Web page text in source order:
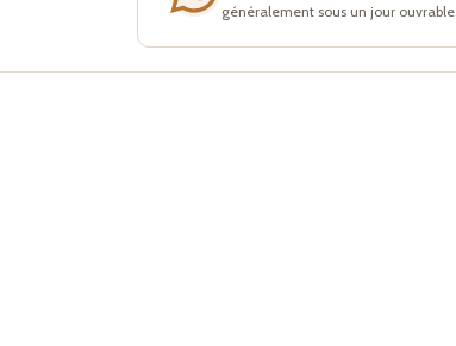
généralement sous un jour ouvrable.